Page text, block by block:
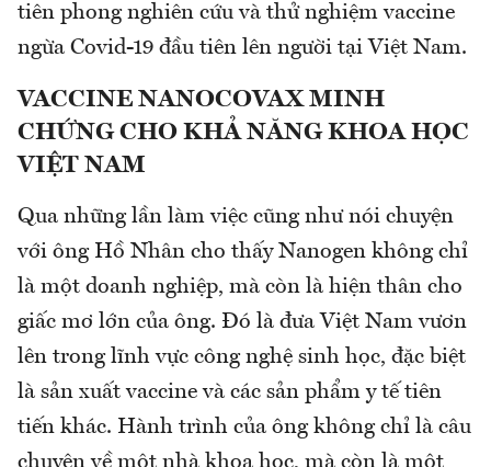
tiên phong nghiên cứu và thử nghiệm vaccine
ngừa Covid-19 đầu tiên lên người tại Việt Nam.
VACCINE NANOCOVAX MINH
CHỨNG CHO KHẢ NĂNG KHOA HỌC
VIỆT NAM
Qua những lần làm việc cũng như nói chuyện
với ông Hồ Nhân cho thấy Nanogen không chỉ
là một doanh nghiệp, mà còn là hiện thân cho
giấc mơ lớn của ông. Đó là đưa Việt Nam vươn
lên trong lĩnh vực công nghệ sinh học, đặc biệt
là sản xuất vaccine và các sản phẩm y tế tiên
tiến khác. Hành trình của ông không chỉ là câu
chuyện về một nhà khoa học, mà còn là một